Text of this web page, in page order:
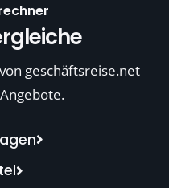
geschäftsreise.net